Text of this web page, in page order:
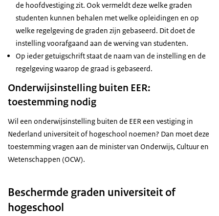
de hoofdvestiging zit. Ook vermeldt deze welke graden
studenten kunnen behalen met welke opleidingen en op
welke regelgeving de graden zijn gebaseerd. Dit doet de
instelling voorafgaand aan de werving van studenten.
Op ieder getuigschrift staat de naam van de instelling en de
regelgeving waarop de graad is gebaseerd.
Onderwijsinstelling buiten EER:
toestemming nodig
Wil een onderwijsinstelling buiten de EER een vestiging in
Nederland universiteit of hogeschool noemen? Dan moet deze
toestemming vragen aan de minister van Onderwijs, Cultuur en
Wetenschappen (OCW).
Beschermde graden universiteit of
hogeschool